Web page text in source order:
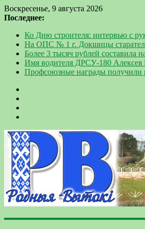
Воскресенье, 9 августа 2026
Последнее:
Ко Дню строителя: интервью с
На ОПС № 1 г. Докшицы
Более 3 тысяч рублей составила
Имя водителя ДРСУ-180 Алексея
Профсоюзные награды